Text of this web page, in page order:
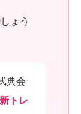
ょう
典会
トレ